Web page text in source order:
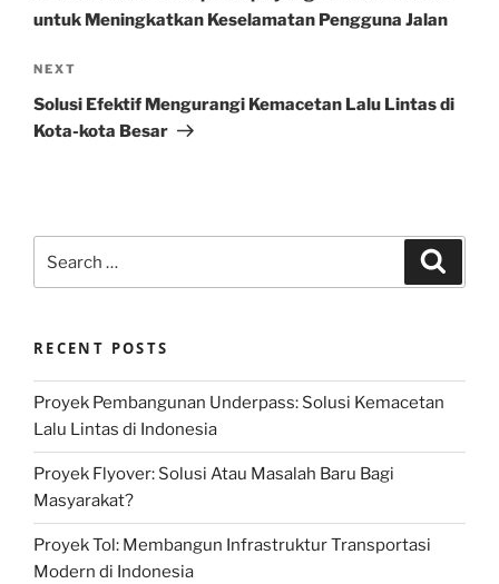
untuk Meningkatkan Keselamatan Pengguna Jalan
Next
Post
NEXT
Solusi Efektif Mengurangi Kemacetan Lalu Lintas di
Kota-kota Besar
for:
RECENT POSTS
Proyek Pembangunan Underpass: Solusi Kemacetan
Lalu Lintas di Indonesia
Proyek Flyover: Solusi Atau Masalah Baru Bagi
Masyarakat?
Proyek Tol: Membangun Infrastruktur Transportasi
Modern di Indonesia